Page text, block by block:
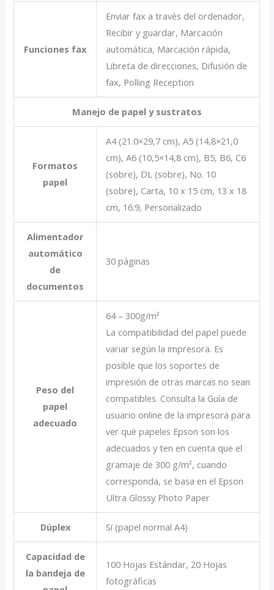
Funciones fax
Enviar fax a través del ordenador,
Recibir y guardar, Marcación
automática, Marcación rápida,
Libreta de direcciones, Difusión de
fax, Polling Reception
Manejo de papel y sustratos
Formatos
papel
A4 (21.0×29,7 cm), A5 (14,8×21,0
cm), A6 (10,5×14,8 cm), B5, B6, C6
(sobre), DL (sobre), No. 10
(sobre), Carta, 10 x 15 cm, 13 x 18
cm, 16:9, Personalizado
Alimentador
automático
de
documentos
30 páginas
Peso del
papel
adecuado
64 – 300g/m²
La compatibilidad del papel puede
variar según la impresora. Es
posible que los soportes de
impresión de otras marcas no sean
compatibles. Consulta la Guía de
usuario online de la impresora para
ver qué papeles Epson son los
adecuados y ten en cuenta que el
gramaje de 300 g/m², cuando
corresponda, se basa en el Epson
Ultra Glossy Photo Paper
Dúplex Sí (papel normal A4)
Capacidad de
la bandeja de
100 Hojas Estándar, 20 Hojas
fotográficas